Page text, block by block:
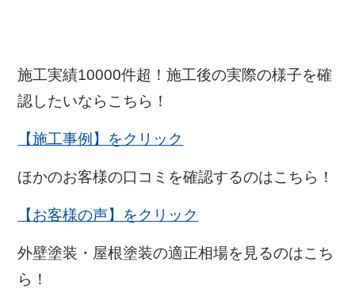
施工実績10000件超！施工後の実際の様子を確
認したいならこちら！
【施工事例】をクリック
ほかのお客様の口コミを確認するのはこちら！
【お客様の声】をクリック
外壁塗装・屋根塗装の適正相場を見るのはこち
ら！